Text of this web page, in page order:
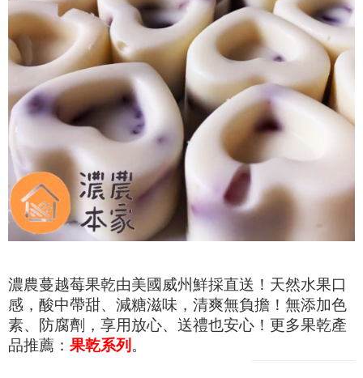
濃農蔓越莓果乾由美國威州鮮採直送！ 天然水果口
感，酸中帶甜、減糖滋味，清爽無負擔！ 無添加色
素、防腐劑，享用放心、送禮也安心！更多果乾產
品推薦： 果乾系列 。